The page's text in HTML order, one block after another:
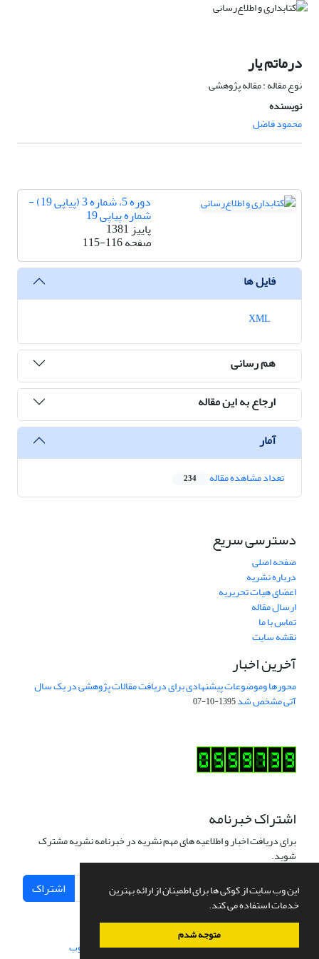
این وب سایت از کوکی ها برای اطمینان از ارائه بهترین
خدمات استفاده می کند.
متوجه شدم
درماتم یار
نوع مقاله : مقاله پژوهشی
نویسنده
محمود فاضل
دوره 5، شماره 3 (پیاپی 19) -
شماره پیاپی 19
پاییز 1381
صفحه115-116
فایل ها
هم رسانی
ارجاع به این مقاله
آمار
تعداد مشاهده مقاله 234
دسترسی سریع
صفحه اصلی
درباره نشریه
اعضای هیات تحریریه
ارسال مقاله
تماس با ما
نقشه سایت
آخرین اخبار
محورها وموضوعات پیشنهادی برای دریافت مقالات پژوهشی در یک سال
آتی مشخص شد1395-10-07
اشتراک خبرنامه
برای دریافت اخبار و اطلاعیه های مهم نشریه در خبرنامه نشریه مشترک
شوید.
اشتراک
سامانه مدیریت نشریات علمی.طراحی و پیاده سازی از سیناوب